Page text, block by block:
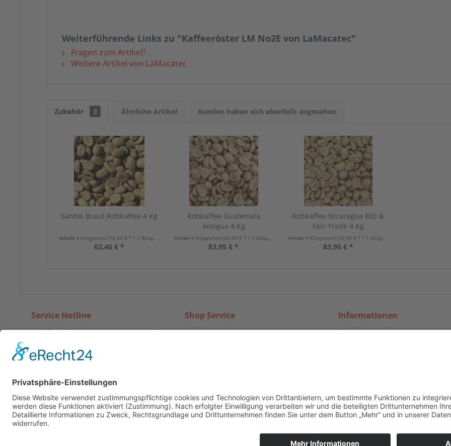
Weiterführende Links zu "Kaffeeröster LM No2E von LaMacatec"
Fragen zum Artikel?
Weitere Artikel von LaMacatec
Zubehör 3 Ähnliche Artikel Kunden haben sich ebenfalls angesehen
Santos Brasil Rohkaffee 4 Kg
Inhalt 4 Kilogramm (15,60 € * / 1 Kilogramm)
62,40 € *
Rohkaffee Guatemala
Antigua 4 Kg
Inhalt 4 Kilogramm (20,99 € * / 1 Kilogramm)
83,95 € *
Rohkaffee Nicaragua BIO &
Fair-Trade 4 Kg
Inhalt4 Kilogramm(20,99 € * / 1 Kilogramm)
83,95 € *
Service Hotline
Telefonische Unterstützung und
Mo-Do, 09:00 - 17:00 Uhr
Fr, 09:00 - 14:00 Uhr
Shop Service
Zahlung und Versand
Vertrag widerrufen
Informationen
Über Kaffee-Welt24: